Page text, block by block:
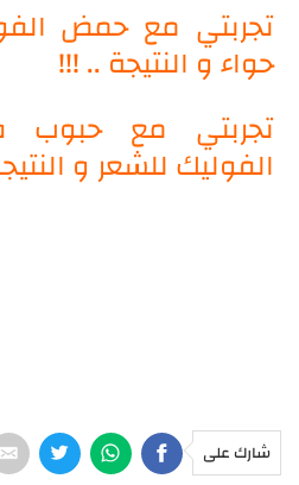
تجربتي مع حمض
حواء و النتيجة .. !!!
تجربتي مع
الفوليك للشعر و
شارك على